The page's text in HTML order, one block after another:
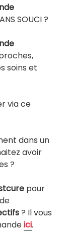
SOUCI ?
soins et
via ce
dans un
avoir
?
pour
? Il vous
ici.